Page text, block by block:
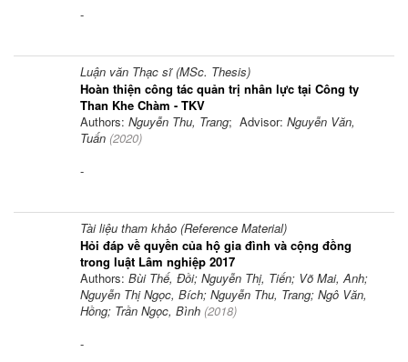
-
Luận văn Thạc sĩ (MSc. Thesis)
Hoàn thiện công tác quản trị nhân lực tại Công ty
Than Khe Chàm - TKV
Authors: Nguyễn Thu, Trang; Advisor: Nguyễn Văn,
Tuấn (2020)
-
Tài liệu tham khảo (Reference Material)
Hỏi đáp về quyền của hộ gia đình và cộng đồng
trong luật Lâm nghiệp 2017
Authors: Bùi Thế, Đồi; Nguyễn Thị, Tiến; Võ Mai, Anh;
Nguyễn Thị Ngọc, Bích; Nguyễn Thu, Trang; Ngô Văn,
Hồng; Trần Ngọc, Bình (2018)
-